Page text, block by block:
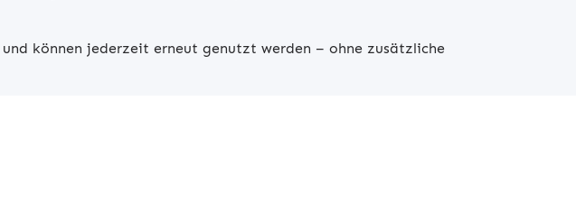
können jederzeit erneut genutzt werden – ohne zusätzliche